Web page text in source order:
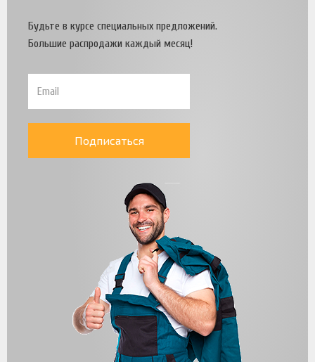
Будьте в курсе специальных предложений.
Большие распродажи каждый месяц!
Подписаться